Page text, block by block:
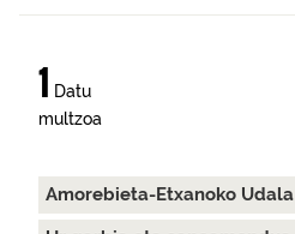
1 Datu
multzoa
Amorebieta-Etxanoko Udala